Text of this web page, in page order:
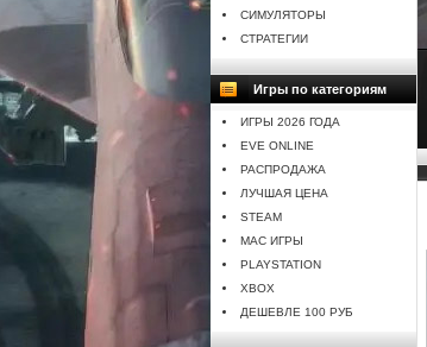
СИМУЛЯТОРЫ
СТРАТЕГИИ
Игры по категориям
ИГРЫ 2026 ГОДА
EVE ONLINE
РАСПРОДАЖА
ЛУЧШАЯ ЦЕНА
STEAM
MAC ИГРЫ
PLAYSTATION
XBOX
ДЕШЕВЛЕ 100 РУБ